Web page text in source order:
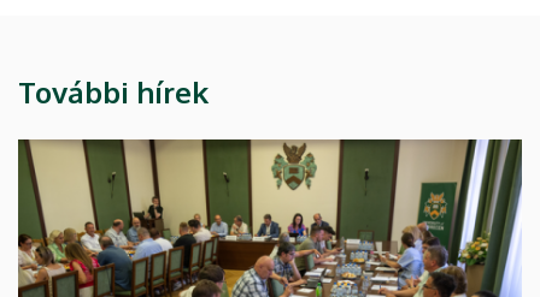
További hírek